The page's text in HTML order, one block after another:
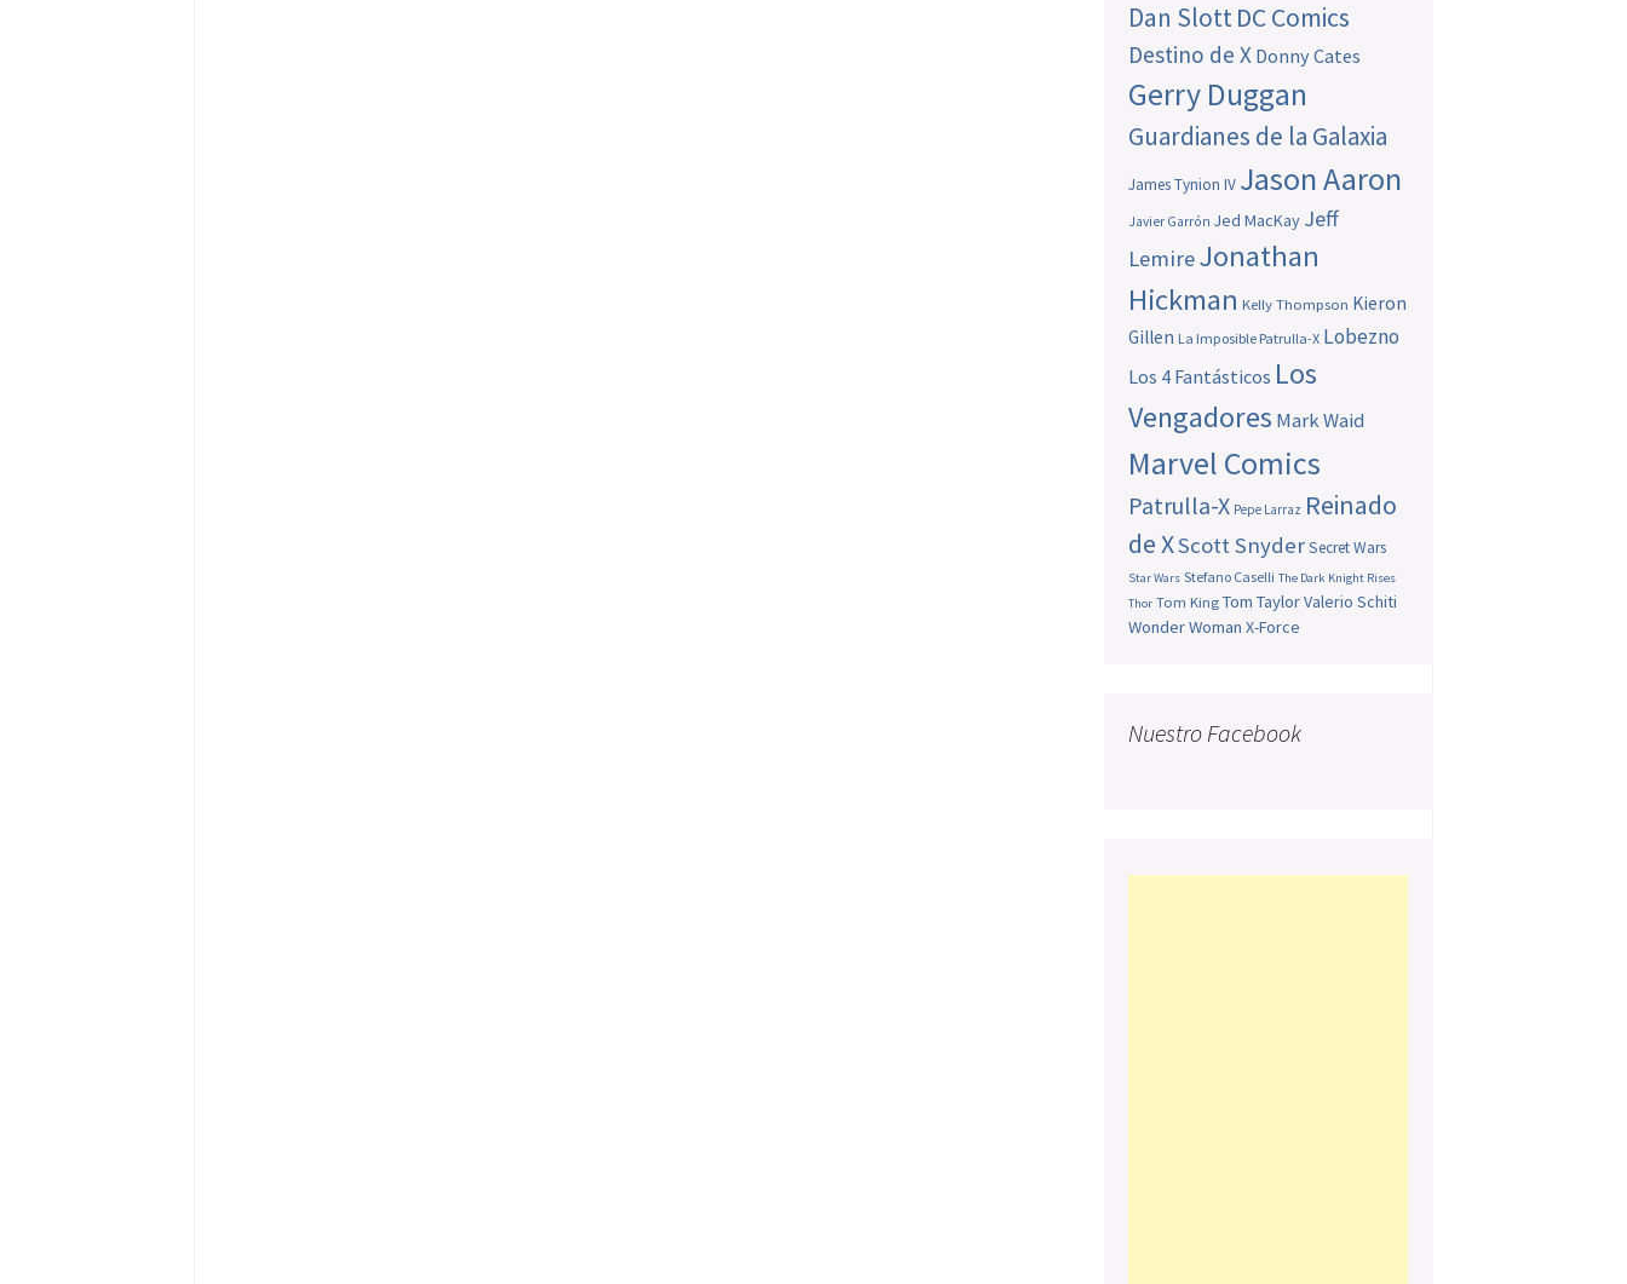
Dan SlottDC Comics
Destino de X Donny Cates
Gerry Duggan
Guardianes de la Galaxia
James Tynion IV Jason Aaron
Javier Garrón Jed MacKay Jeff
LemireJonathan
Hickman Kelly Thompson Kieron
Gillen La Imposible Patrulla-X Lobezno
Los 4 Fantásticos Los
Vengadores Mark Waid
Marvel Comics
Patrulla-X Pepe Larraz Reinado
de XScott SnyderSecret Wars
Star Wars Stefano Caselli The Dark Knight Rises
Thor Tom King Tom TaylorValerio Schiti
Wonder Woman X-Force
Nuestro Facebook